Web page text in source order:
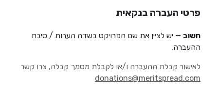
פרטי העברה בנקאית
חשוב — יש לציין את שם הפרויקט בשדה הערות / סיבת
ההעברה.
לאישור קבלת ההעברה ו/או לקבלת מסמך קבלה, צרו קשר
donations@meritspread.com